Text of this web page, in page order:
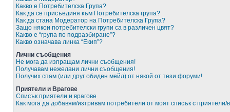
Какво е Потребителска Група?
Как да се присъединя към Потребителска група?
Как да стана Модератор на Потребителска Група?
Защо някои потребителски групи са в различен цвят?
Какво е “група по подразбиране”?
Какво означава линка “Екип”?
Лични съобщения
Не мога да изпращам лични съобщения!
Получавам нежелани лични съобщения!
Получих спам (или друг обиден мейл) от някой от тези форуми!
Приятели и Врагове
Списък приятели и врагове
Как мога да добавям/изтривам потребители от моят списък с приятели/